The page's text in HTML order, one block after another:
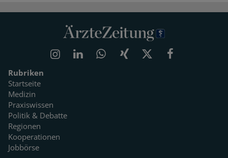
Rubriken
Startseite
Medizin
Praxiswissen
Politik & Debatte
Regionen
Kooperationen
Jobbörse